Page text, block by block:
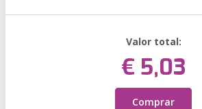
Valor total:
€ 5,03
Comprar